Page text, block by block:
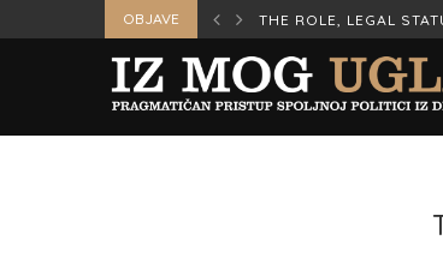
OBJAVE
IN WAR AND... THE ROLE, LEGAL